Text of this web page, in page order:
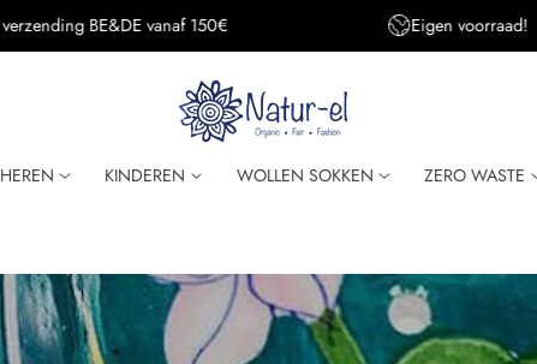
Eigen voorraad! Super snelle
HEREN KINDEREN WOLLEN SOKKEN ZERO WASTE